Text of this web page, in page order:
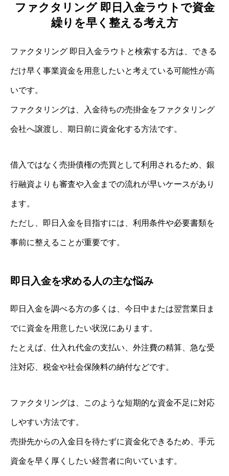
ファクタリング 即日入金ラウトで資金
繰りを早く整える考え方
ファクタリング 即日入金ラウトと検索する方は、できる
だけ早く事業資金を用意したいと考えている可能性が高
いです。
ファクタリングは、入金待ちの売掛金をファクタリング
会社へ譲渡し、期日前に資金化する方法です。
借入ではなく売掛債権の売買として利用されるため、銀
行融資よりも審査や入金までの流れが早いケースがあり
ます。
ただし、即日入金を目指すには、利用条件や必要書類を
事前に整えることが重要です。
即日入金を求める人の主な悩み
即日入金を調べる方の多くは、今日中または翌営業日ま
でに資金を用意したい状況にあります。
たとえば、仕入れ代金の支払い、外注費の精算、急な受
注対応、税金や社会保険料の納付などです。
ファクタリングは、このような短期的な資金不足に対応
しやすい方法です。
売掛先からの入金日を待たずに資金化できるため、手元
資金を早く厚くしたい経営者に向いています。